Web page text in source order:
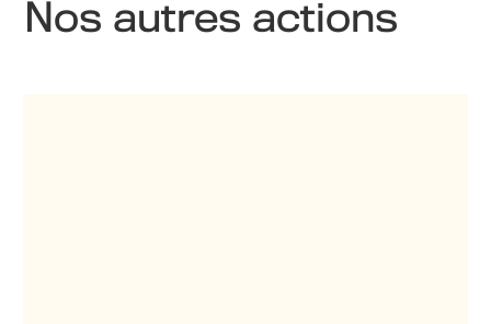
Nos autres actions